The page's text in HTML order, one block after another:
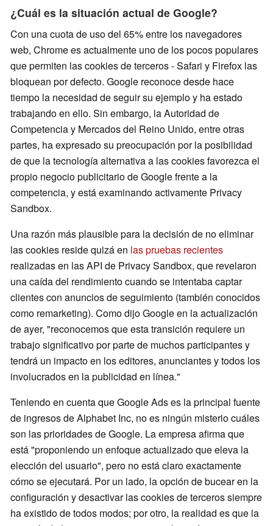
¿Cuál es la situación actual de Google?
Con una cuota de uso del 65% entre los navegadores
web, Chrome es actualmente uno de los pocos populares
que permiten las cookies de terceros - Safari y Firefox las
bloquean por defecto. Google reconoce desde hace
tiempo la necesidad de seguir su ejemplo y ha estado
trabajando en ello. Sin embargo, la Autoridad de
Competencia y Mercados del Reino Unido, entre otras
partes, ha expresado su preocupación por la posibilidad
de que la tecnología alternativa a las cookies favorezca el
propio negocio publicitario de Google frente a la
competencia, y está examinando activamente Privacy
Sandbox.
Una razón más plausible para la decisión de no eliminar
las cookies reside quizá en las pruebas recientes
realizadas en las API de Privacy Sandbox, que revelaron
una caída del rendimiento cuando se intentaba captar
clientes con anuncios de seguimiento (también conocidos
como remarketing). Como dijo Google en la actualización
de ayer, "reconocemos que esta transición requiere un
trabajo significativo por parte de muchos participantes y
tendrá un impacto en los editores, anunciantes y todos los
involucrados en la publicidad en línea."
Teniendo en cuenta que Google Ads es la principal fuente
de ingresos de Alphabet Inc, no es ningún misterio cuáles
son las prioridades de Google. La empresa afirma que
está "proponiendo un enfoque actualizado que eleva la
elección del usuario", pero no está claro exactamente
cómo se ejecutará. Por un lado, la opción de bucear en la
configuración y desactivar las cookies de terceros siempre
ha existido de todos modos; por otro, la realidad es que la